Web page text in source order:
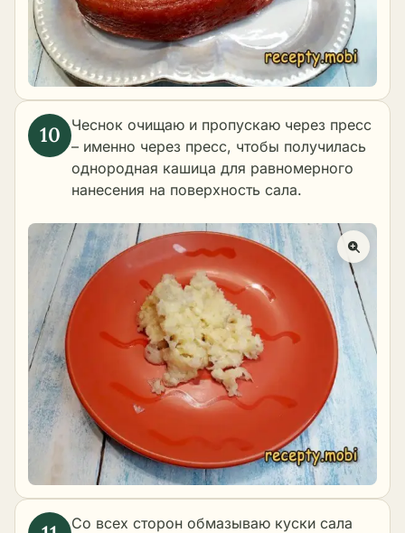
Чеснок очищаю и пропускаю через пресс
– именно через пресс, чтобы получилась
однородная кашица для равномерного
нанесения на поверхность сала.
Со всех сторон обмазываю куски сала